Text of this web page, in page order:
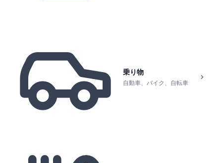
乗り物
自動車、バイク、自転車